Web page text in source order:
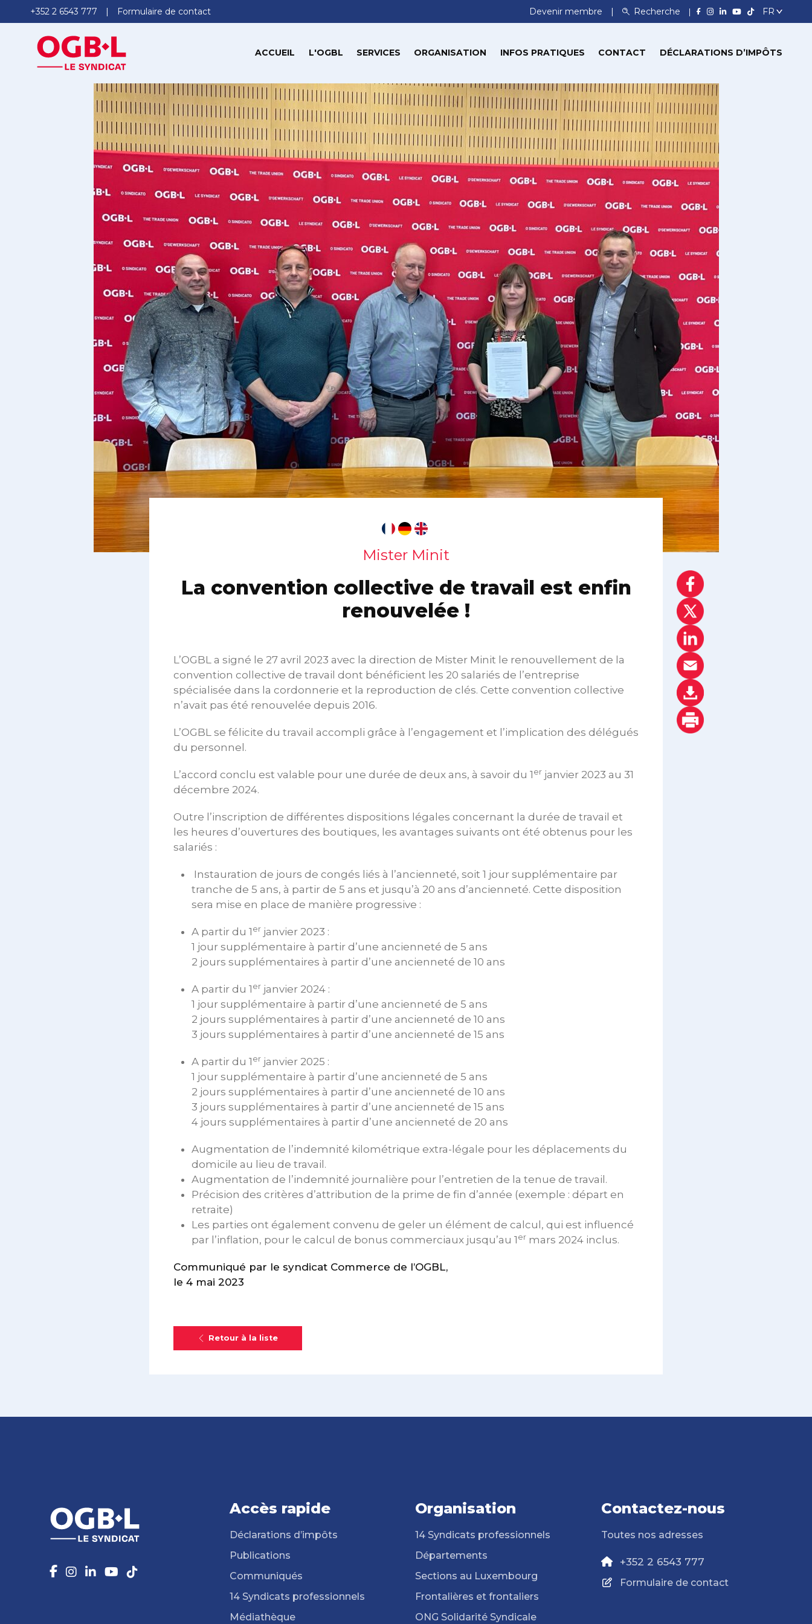
+352 2 6543 777 Formulaire de contact Devenir membre Recherche
ACCUEIL L'OGBL SERVICES ORGANISATION INFOS PRATIQUES CONTACT DÉCLARATIONS D’IMPÔTS
Mister Minit
La convention collective de travail est enfin
renouvelée !
L’OGBL a signé le 27 avril 2023 avec la direction de Mister Minit le renouvellement de la
convention collective de travail dont bénéficient les 20 salariés de l’entreprise
spécialisée dans la cordonnerie et la reproduction de clés. Cette convention collective
n’avait pas été renouvelée depuis 2016.
L’OGBL se félicite du travail accompli grâce à l’engagement et l’implication des délégués
du personnel.
L’accord conclu est valable pour une durée de deux ans, à savoir du 1 er janvier 2023 au 31
décembre 2024.
Outre l’inscription de différentes dispositions légales concernant la durée de travail et
les heures d’ouvertures des boutiques, les avantages suivants ont été obtenus pour les
salariés :
Instauration de jours de congés liés à l’ancienneté, soit 1 jour supplémentaire par
tranche de 5 ans, à partir de 5 ans et jusqu’à 20 ans d’ancienneté. Cette disposition
sera mise en place de manière progressive :
A partir du 1 er janvier 2023 :
1 jour supplémentaire à partir d’une ancienneté de 5 ans
2 jours supplémentaires à partir d’une ancienneté de 10 ans
A partir du 1 er janvier 2024 :
1 jour supplémentaire à partir d’une ancienneté de 5 ans
2 jours supplémentaires à partir d’une ancienneté de 10 ans
3 jours supplémentaires à partir d’une ancienneté de 15 ans
A partir du 1 er janvier 2025 :
1 jour supplémentaire à partir d’une ancienneté de 5 ans
2 jours supplémentaires à partir d’une ancienneté de 10 ans
3 jours supplémentaires à partir d’une ancienneté de 15 ans
4 jours supplémentaires à partir d’une ancienneté de 20 ans
Augmentation de l’indemnité kilométrique extra-légale pour les déplacements du
domicile au lieu de travail.
Augmentation de l’indemnité journalière pour l’entretien de la tenue de travail.
Précision des critères d’attribution de la prime de fin d’année (exemple : départ en
retraite)
Les parties ont également convenu de geler un élément de calcul, qui est influencé
par l’inflation, pour le calcul de bonus commerciaux jusqu’au 1 er mars 2024 inclus.
Communiqué par le syndicat Commerce de l’OGBL,
le 4 mai 2023
Retour à la liste
Accès rapide
Déclarations d’impôts
Publications
Communiqués
14 Syndicats professionnels
Médiathèque
Organisation
14 Syndicats professionnels
Départements
Sections au Luxembourg
Frontalières et frontaliers
ONG Solidarité Syndicale
Contactez-nous
Toutes nos adresses
+352 2 6543 777
Formulaire de contact